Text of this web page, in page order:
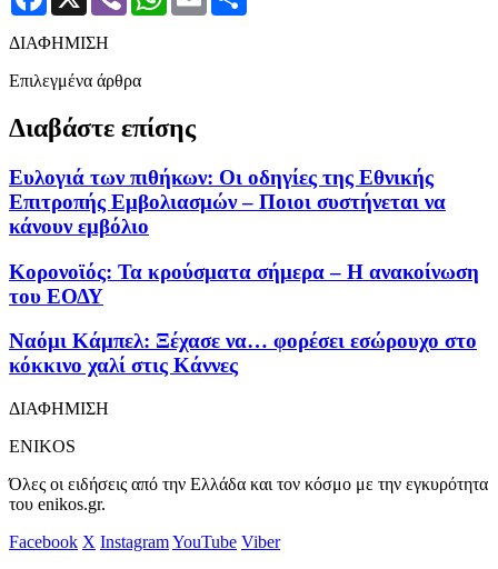
ΔΙΑΦΗΜΙΣΗ
Επιλεγμένα άρθρα
Διαβάστε επίσης
Ευλογιά των πιθήκων: Οι οδηγίες της Εθνικής
Επιτροπής Εμβολιασμών – Ποιοι συστήνεται να
κάνουν εμβόλιο
Κορονοϊός: Τα κρούσματα σήμερα – Η ανακοίνωση
του ΕΟΔΥ
Ναόμι Κάμπελ: Ξέχασε να… φορέσει εσώρουχο στο
κόκκινο χαλί στις Κάννες
ΔΙΑΦΗΜΙΣΗ
ENIKOS
Όλες οι ειδήσεις από την Ελλάδα και τον κόσμο με την εγκυρότητα
του enikos.gr.
Facebook X InstagramYouTube Viber